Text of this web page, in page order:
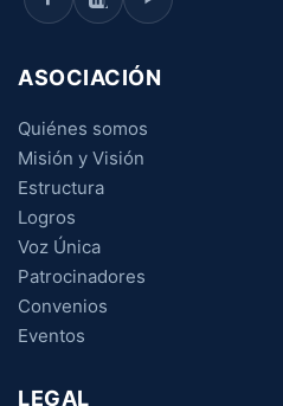
ASOCIACIÓN
Quiénes somos
Misión y Visión
Estructura
Logros
Voz Única
Patrocinadores
Convenios
Eventos
LEGAL